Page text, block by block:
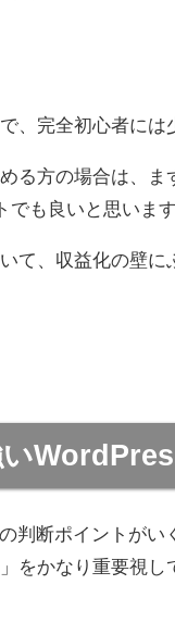
、完全初心者には
る方の場合は、
も良いと思います
て、収益化の壁
判断ポイントが
をかなり重要視し